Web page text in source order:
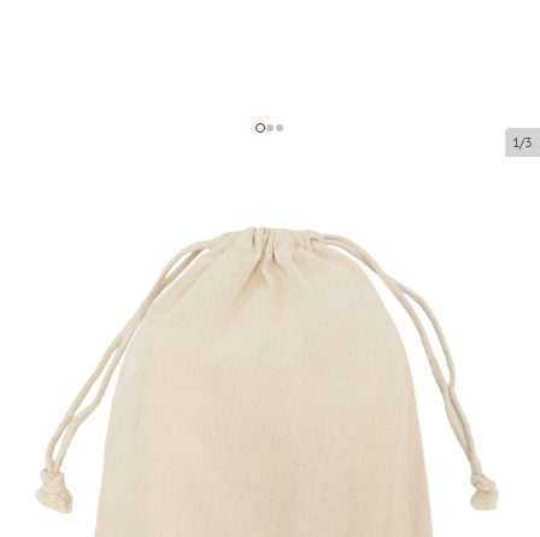
1/3
Maišeliai su virvelėmis
LM203
25 x 30 cm
Medžiaga:100% medvilnė
140 g/m2
Prekę galima atsiimti atsiėmimo punkte.
Kaina už 1 vienetą